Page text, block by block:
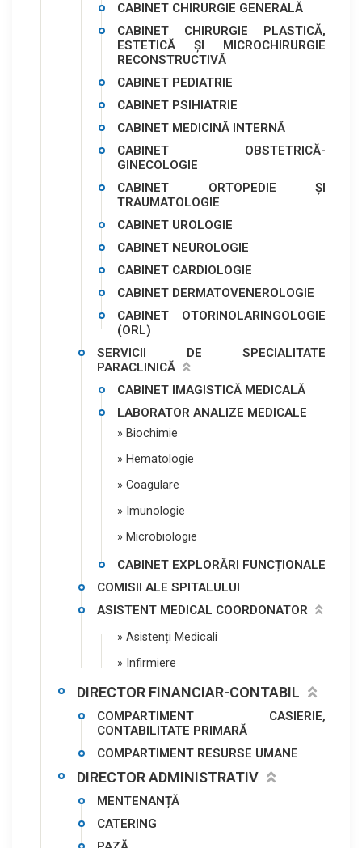
CABINET CHIRURGIE GENERALĂ
CABINET CHIRURGIE PLASTICĂ,
ESTETICĂ ȘI MICROCHIRURGIE
RECONSTRUCTIVĂ
CABINET PEDIATRIE
CABINET PSIHIATRIE
CABINET MEDICINĂ INTERNĂ
CABINET OBSTETRICĂ-
GINECOLOGIE
CABINET ORTOPEDIE ȘI
TRAUMATOLOGIE
CABINET UROLOGIE
CABINET NEUROLOGIE
CABINET CARDIOLOGIE
CABINET DERMATOVENEROLOGIE
CABINET OTORINOLARINGOLOGIE
(ORL)
SERVICII DE SPECIALITATE
PARACLINICĂ
CABINET IMAGISTICĂ MEDICALĂ
LABORATOR ANALIZE MEDICALE
» Biochimie
» Hematologie
» Coagulare
» Imunologie
» Microbiologie
CABINET EXPLORĂRI FUNCȚIONALE
COMISII ALE SPITALULUI
ASISTENT MEDICAL COORDONATOR
» Asistenți Medicali
» Infirmiere
DIRECTOR FINANCIAR-CONTABIL
COMPARTIMENT CASIERIE,
CONTABILITATE PRIMARĂ
COMPARTIMENT RESURSE UMANE
DIRECTOR ADMINISTRATIV
MENTENANȚĂ
CATERING